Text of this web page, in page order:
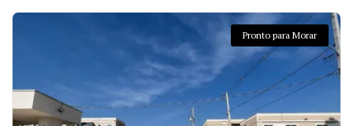
Pronto para Morar